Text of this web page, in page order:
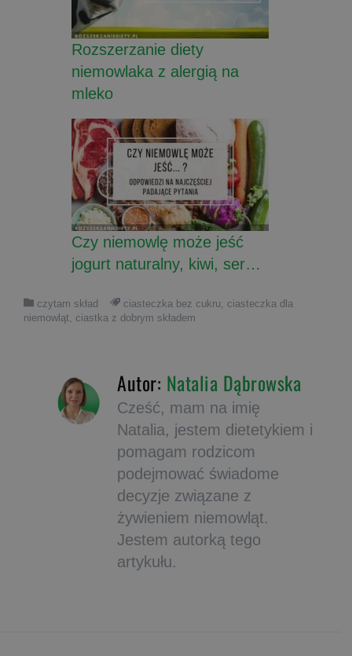
Rozszerzanie diety
niemowlaka z alergią na
mleko
Czy niemowlę może jeść
jogurt naturalny, kiwi, ser…
czytam skład ciasteczka bez cukru
ciasteczka dla
niemowląt
ciastka z dobrym składem
Autor: Natalia Dąbrowska
Cześć, mam na imię
Natalia, jestem dietetykiem i
pomagam rodzicom
podejmować świadome
decyzje związane z
żywieniem niemowląt.
Jestem autorką tego
artykułu.